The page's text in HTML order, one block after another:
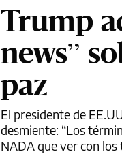
Trump
news”
paz
El presidente de
desmiente: “Los
NADA que ver con